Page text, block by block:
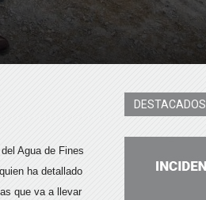
Agua de Fines
ha detallado
que va a llevar
DESTACADOS